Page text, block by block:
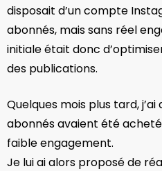
disposait d’un compte
abonnés, mais sans réel
initiale était donc
des publications.
Quelques mois plus tard,
abonnés avaient été
faible engagement.
Je lui ai alors proposé de